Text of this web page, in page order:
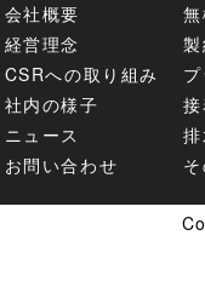
会社概要
経営理念
CSRへの取り組み
社内の様子
ニュース
お問い合わせ